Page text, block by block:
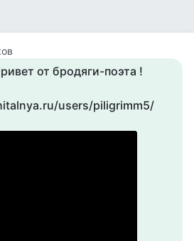
от бродяги-поэта !
users/piligrimm5/